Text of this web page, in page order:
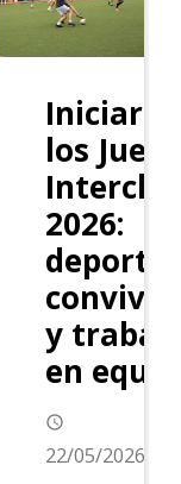
en
Iniciaron
los
2026:
deporte,
y
en
access_time
22/05/2026